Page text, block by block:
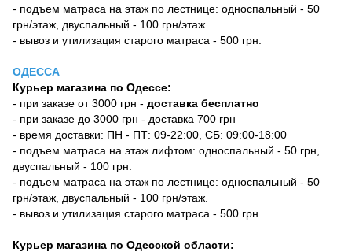
- подъем матраса на этаж по лестнице: односпальный - 50
грн/этаж, двуспальный - 100 грн/этаж.
- вывоз и утилизация старого матраса - 500 грн.
ОДЕССА
Курьер магазина по Одессе:
- при заказе от 3000 грн - доставка бесплатно
- при заказе до 3000 грн - доставка 700 грн
- время доставки: ПН - ПТ: 09-22:00, СБ: 09:00-18:00
- подъем матраса на этаж лифтом: односпальный - 50 грн,
двуспальный - 100 грн.
- подъем матраса на этаж по лестнице: односпальный - 50
грн/этаж, двуспальный - 100 грн/этаж.
- вывоз и утилизация старого матраса - 500 грн.
Курьер магазина по Одесской области: